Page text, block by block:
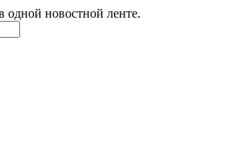
одной новостной ленте.